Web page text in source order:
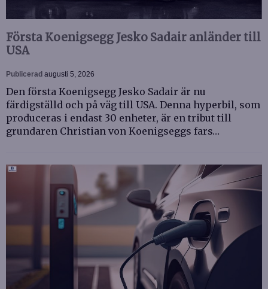
Första Koenigsegg Jesko Sadair anländer till
USA
Publicerad augusti 5, 2026
Den första Koenigsegg Jesko Sadair är nu
färdigställd och på väg till USA. Denna hyperbil, som
produceras i endast 30 enheter, är en tribut till
grundaren Christian von Koenigseggs fars…